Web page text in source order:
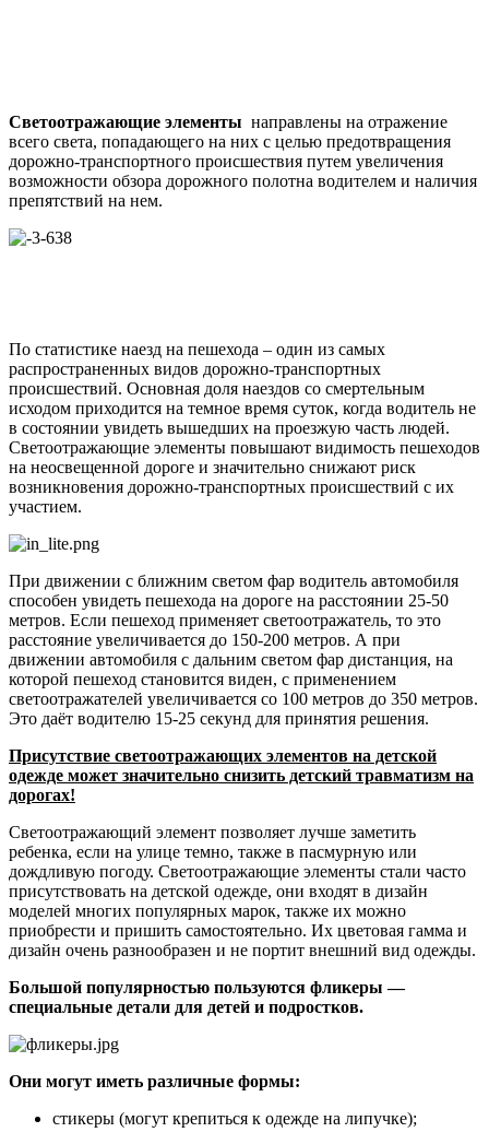
Светоотражающие элементы направлены на отражение
всего света, попадающего на них с целью предотвращения
дорожно-транспортного происшествия путем увеличения
возможности обзора дорожного полотна водителем и наличия
препятствий на нем.
По статистике наезд на пешехода – один из самых
распространенных видов дорожно-транспортных
происшествий. Основная доля наездов со смертельным
исходом приходится на темное время суток, когда водитель не
в состоянии увидеть вышедших на проезжую часть людей.
Светоотражающие элементы повышают видимость пешеходов
на неосвещенной дороге и значительно снижают риск
возникновения дорожно-транспортных происшествий с их
участием.
При движении с ближним светом фар водитель автомобиля
способен увидеть пешехода на дороге на расстоянии 25-50
метров. Если пешеход применяет светоотражатель, то это
расстояние увеличивается до 150-200 метров. А при
движении автомобиля с дальним светом фар дистанция, на
которой пешеход становится виден, с применением
светоотражателей увеличивается со 100 метров до 350 метров.
Это даёт водителю 15-25 секунд для принятия решения.
Присутствие светоотражающих элементов на детской
одежде может значительно снизить детский травматизм на
дорогах!
Светоотражающий элемент позволяет лучше заметить
ребенка, если на улице темно, также в пасмурную или
дождливую погоду. Светоотражающие элементы стали часто
присутствовать на детской одежде, они входят в дизайн
моделей многих популярных марок, также их можно
приобрести и пришить самостоятельно. Их цветовая гамма и
дизайн очень разнообразен и не портит внешний вид одежды.
Большой популярностью пользуются фликеры —
специальные детали для детей и подростков.
Они могут иметь различные формы:
стикеры (могут крепиться к одежде на липучке);